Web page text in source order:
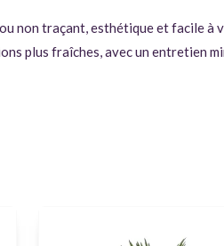
non traçant, esthétique et facile à
plus fraîches, avec un entretien